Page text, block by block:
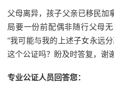
父母离异，孩子父亲已移民加
局要一份前配偶非随行父母
“我可能与我的上述子女永远
这个公证吗？盼及时答复，谢谢
专业公证人员回答您：